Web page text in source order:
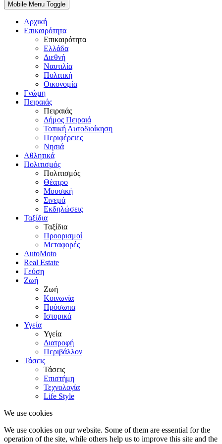
Mobile Menu Toggle
Αρχική
Επικαιρότητα
Επικαιρότητα
Ελλάδα
Διεθνή
Ναυτιλία
Πολιτική
Οικονομία
Γνώμη
Πειραιάς
Πειραιάς
Δήμος Πειραιά
Τοπική Αυτοδιοίκηση
Περιφέρειες
Νησιά
Αθλητικά
Πολιτισμός
Πολιτισμός
Θέατρο
Μουσική
Σινεμά
Εκδηλώσεις
Ταξίδια
Ταξίδια
Προορισμοί
Μεταφορές
AutoMoto
Real Estate
Γεύση
Ζωή
Ζωή
Κοινωνία
Πρόσωπα
Ιστορικά
Υγεία
Υγεία
Διατροφή
Περιβάλλον
Τάσεις
Τάσεις
Επιστήμη
Τεχνολογία
Life Style
We use cookies
We use cookies on our website. Some of them are essential for the
operation of the site, while others help us to improve this site and the